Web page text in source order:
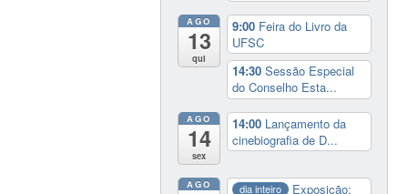
AGO
13
qui
9:00 Feira do Livro da
UFSC
14:30Sessão Especial
do Conselho Esta...
AGO
14
sex
14:00 Lançamento da
cinebiografia de D...
AGO dia inteiro
Exposição: